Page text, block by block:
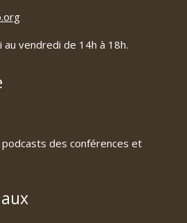
vendredi de 14h à 18h.
des conférences et